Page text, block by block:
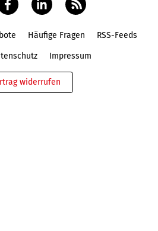
Häufige Fragen RSS-Feeds
Impressum
widerrufen